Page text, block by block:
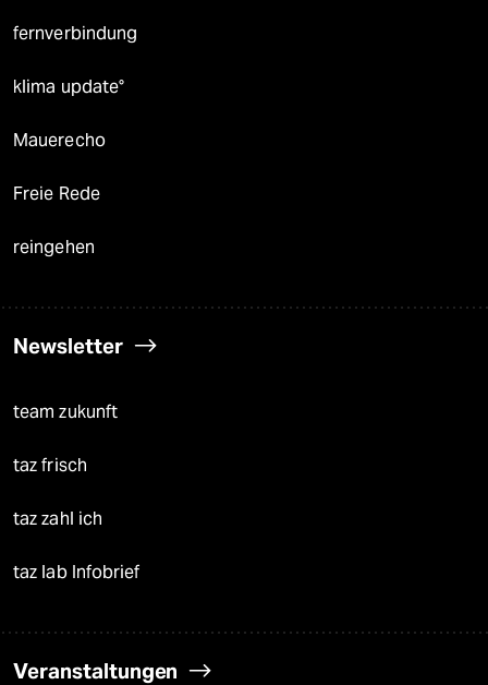
fernverbindung
klima update°
Mauerecho
Freie Rede
reingehen
Newsletter
team zukunft
taz frisch
taz zahl ich
taz lab Infobrief
Veranstaltungen